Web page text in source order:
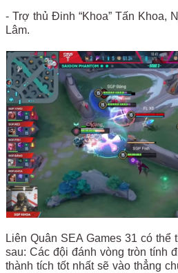
- Trợ thủ Đinh “Khoa” Tấn Khoa,
Lâm.
Liên Quân SEA Games 31 có
sau: Các đội đánh vòng tròn tính
thành tích tốt nhất sẽ vào thẳng